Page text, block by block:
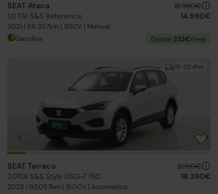
SEAT Ateca
1.0 TSI S&S Reference
2021 | 68.357km | 110CV | Manual
18.990€
14.990€
Gasolina Desde 232€/mes
15-20 días
SEAT Tarraco
2.0TDI S&S Style DSG-7 150
2023 | 93.057km | 150CV | Automático
21.190€
18.390€